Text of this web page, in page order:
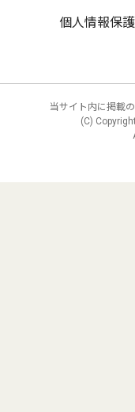
個人情報保
当サイト内に掲載
(C) Copyright